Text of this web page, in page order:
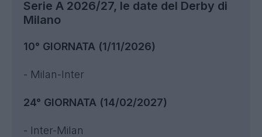
Serie A 2026/27, le date del Derby di
Milano
10° GIORNATA (1/11/2026)
- Milan-Inter
24° GIORNATA (14/02/2027)
- Inter-Milan